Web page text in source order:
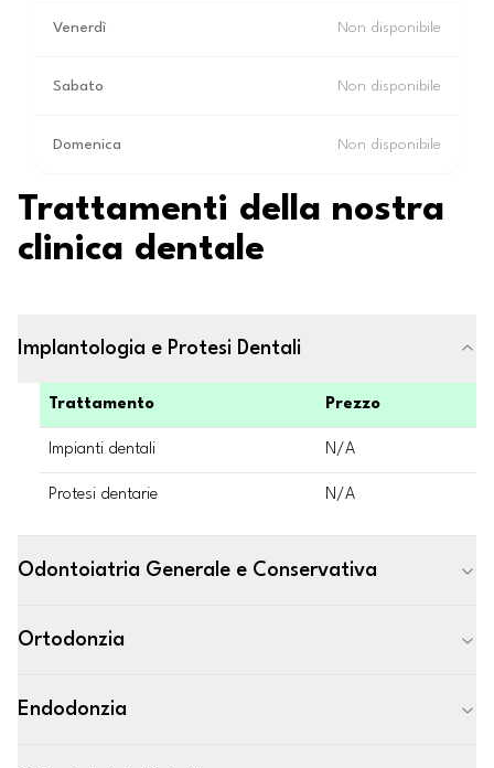
Venerdì Non disponibile
Sabato Non disponibile
Domenica Non disponibile
Trattamenti della nostra
clinica dentale
Implantologia e Protesi Dentali
Trattamento Prezzo
Impianti dentali N/A
Protesi dentarie N/A
Odontoiatria Generale e Conservativa
Ortodonzia
Endodonzia